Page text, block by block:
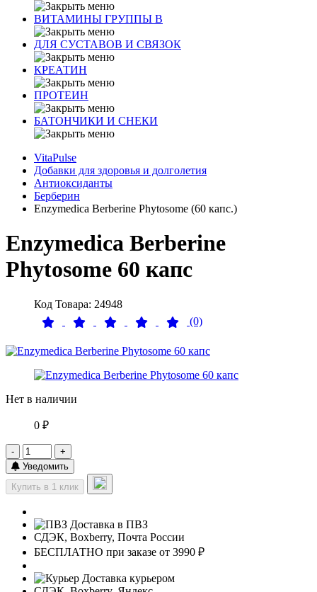
ВИТАМИНЫ ГРУППЫ В
ДЛЯ СУСТАВОВ И СВЯЗОК
КРЕАТИН
ПРОТЕИН
БАТОНЧИКИ И СНЕКИ
VitaPulse
Добавки для здоровья и долголетия
Антиоксиданты
Берберин
Enzymedica Berberine Phytosome (60 капс.)
Enzymedica Berberine
Phytosome 60 капс
Код Товара: 24948
(0)
Нет в наличии
0 ₽
-
+
Уведомить
Купить в 1 клик
Доставка в ПВЗ
СДЭК, Boxberry, Почта России
БЕСПЛАТНО при заказе от 3990 ₽
Доставка курьером